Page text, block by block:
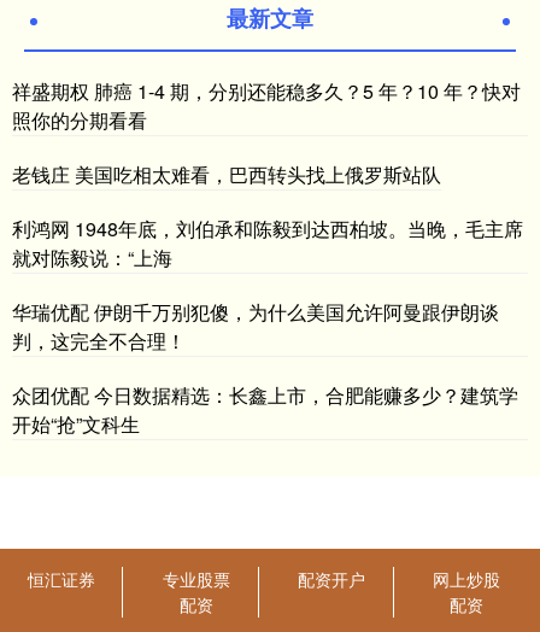
最新文章
祥盛期权 肺癌 1‑4 期，分别还能稳多久？5 年？10 年？快对
照你的分期看看
老钱庄 美国吃相太难看，巴西转头找上俄罗斯站队
利鸿网 1948年底，刘伯承和陈毅到达西柏坡。当晚，毛主席
就对陈毅说：“上海
华瑞优配 伊朗千万别犯傻，为什么美国允许阿曼跟伊朗谈
判，这完全不合理！
众团优配 今日数据精选：长鑫上市，合肥能赚多少？建筑学
开始“抢”文科生
恒汇证券
专业股票
配资
配资开户
网上炒股
配资